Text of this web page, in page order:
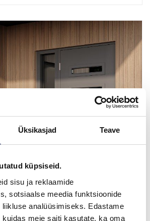
Üksikasjad Teave
küpsiseid.
sisu ja reklaamide
sotsiaalse meedia funktsioonide
analüüsimiseks. Edastame
meie saiti kasutate, ka oma